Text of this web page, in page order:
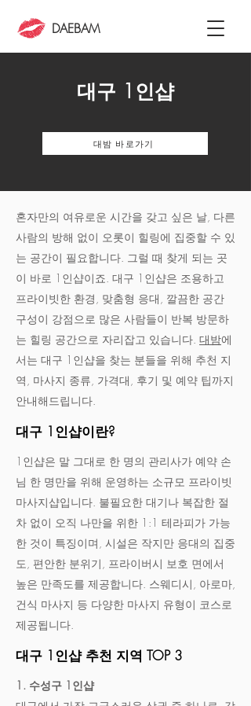
DAEBAM
대구 1인샵
대밤 바로가기
혼자만의 여유로운 시간을 갖고 싶은 날, 다른
사람의 방해 없이 오롯이 힐링에 집중할 수 있
는 공간이 필요합니다. 그럴 때 찾게 되는 곳
이 바로 1인샵이죠. 대구 1인샵은 조용하고
프라이빗한 환경, 맞춤형 응대, 깔끔한 공간
구성이 강점으로 많은 사람들이 반복 방문하
는 힐링 공간으로 자리잡고 있습니다. 대밤에
서는 대구 1인샵을 찾는 분들을 위해 추천 지
역, 마사지 종류, 가격대, 후기 및 예약 팁까지
안내해드립니다.
대구 1인샵이란?
1인샵은 말 그대로 한 명의 관리사가 예약 손
님 한 명만을 위해 운영하는 소규모 프라이빗
마사지샵입니다. 불필요한 대기나 복잡한 절
차 없이 오직 나만을 위한 1:1 테라피가 가능
한 것이 특징이며, 시설은 작지만 응대의 집중
도, 편안한 분위기, 프라이버시 보호 면에서
높은 만족도를 제공합니다. 스웨디시, 아로마,
건식 마사지 등 다양한 마사지 유형이 코스로
제공됩니다.​
대구 1인샵 추천 지역 TOP 3
1. 수성구 1인샵